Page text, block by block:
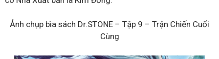
Ảnh chụp bìa sách Dr.STONE – Tập 9 – Trận Chiến Cuối
Cùng